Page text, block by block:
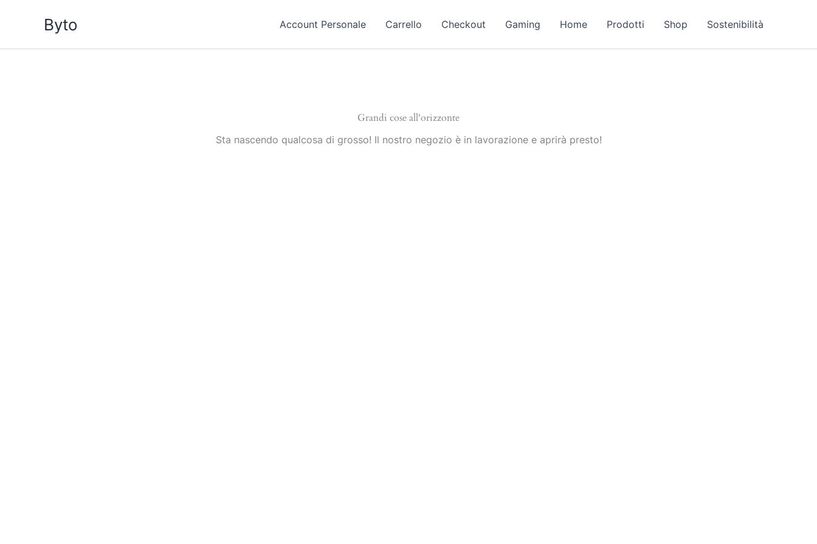
Byto Account Personale Carrello Checkout Gaming Home Prodotti Shop Sostenibilità
Grandi cose all'orizzonte
Sta nascendo qualcosa di grosso! Il nostro negozio è in lavorazione e aprirà presto!